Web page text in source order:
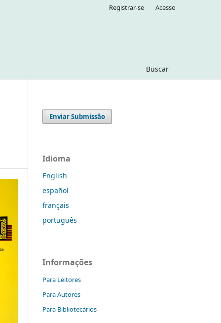
Buscar
Registrar-se Acesso
Enviar Submissão
Idioma
English
español
français
português
Informações
Para Leitores
Para Autores
Para Bibliotecários